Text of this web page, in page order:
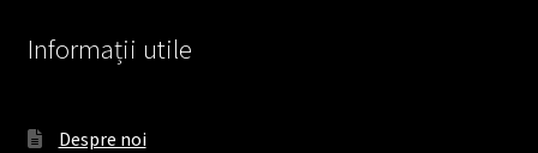
Informații utile
Despre noi